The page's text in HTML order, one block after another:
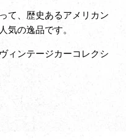
て、歴史あるアメリカン
気の逸品です。
ィンテージカーコレクシ